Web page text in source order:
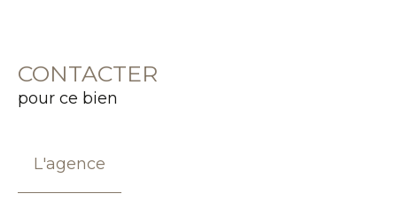
CONTACTER
pour ce bien
L'agence